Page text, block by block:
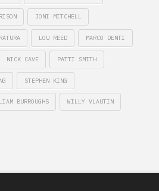
JONI MITCHELL
LOU REED MARCO DENTI
NICK CAVE PATTI SMITH
STEPHEN KING
BURROUGHS WILLY VLAUTIN